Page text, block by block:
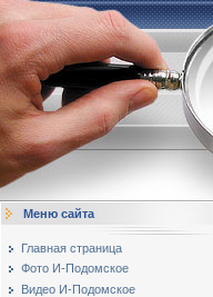
Меню сайта
Главная страница
Фото И-Подомское
Видео И-Подомское